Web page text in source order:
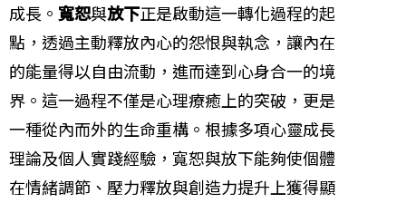
成長。 寬恕與放下正是啟動這一轉化過程的起
點，透過主動釋放內心的怨恨與執念，讓內在
的能量得以自由流動，進而達到心身合一的境
界。這一過程不僅是心理療癒上的突破，更是
一種從內而外的生命重構。根據多項心靈成長
理論及個人實踐經驗，寬恕與放下能夠使個體
在情緒調節、壓力釋放與創造力提升上獲得顯